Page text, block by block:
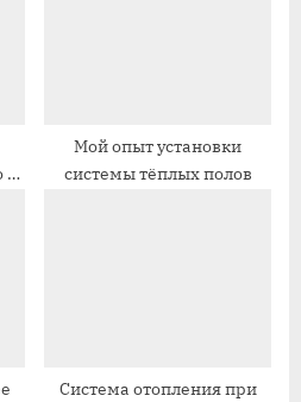
и
Мой опыт установки
системы тёплых полов
Система отопления при